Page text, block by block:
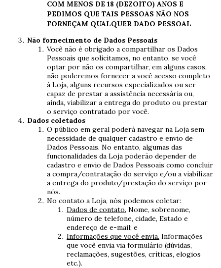
COM MENOS DE 18 (DEZOITO) ANOS E
PEDIMOS QUE TAIS PESSOAS NÃO NOS
FORNEÇAM QUALQUER DADO PESSOAL
Não fornecimento de Dados Pessoais
Você não é obrigado a compartilhar os Dados
Pessoais que solicitamos, no entanto, se você
optar por não os compartilhar, em alguns casos,
não poderemos fornecer a você acesso completo
à Loja, alguns recursos especializados ou ser
capaz de prestar a assistência necessária ou,
ainda, viabilizar a entrega do produto ou prestar
o serviço contratado por você.
Dados coletados
O público em geral poderá navegar na Loja sem
necessidade de qualquer cadastro e envio de
Dados Pessoais. No entanto, algumas das
funcionalidades da Loja poderão depender de
cadastro e envio de Dados Pessoais como concluir
a compra/contratação do serviço e/ou a viabilizar
a entrega do produto/prestação do serviço por
nós.
No contato a Loja, nós podemos coletar:
Dados de contato. Nome, sobrenome,
número de telefone, cidade, Estado e
endereço de e-mail; e
Informações que você envia. Informações
que você envia via formulário (dúvidas,
reclamações, sugestões, críticas, elogios
etc.).